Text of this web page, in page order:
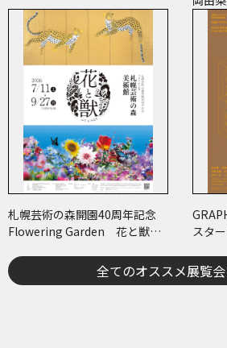
札幌芸術の森開園40周年記念
Flowering Garden 花と獣
スタ
全てのオススメ展覧